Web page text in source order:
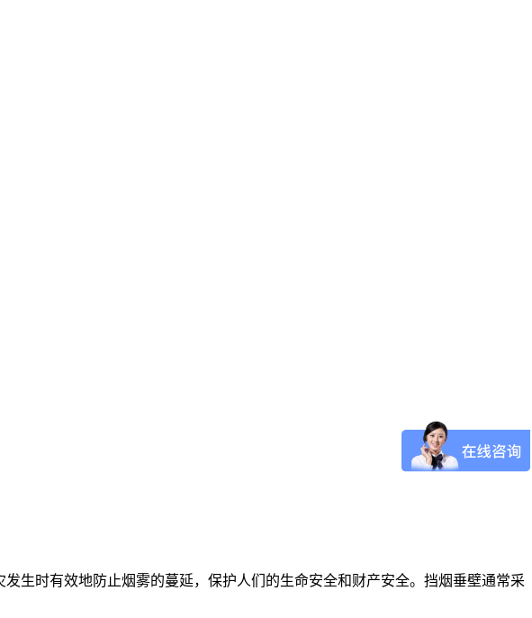
生时有效地防止烟雾的蔓延，保护人们的生命安全和财产安全。挡烟垂壁通常采